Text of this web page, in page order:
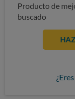
Producto de
buscado